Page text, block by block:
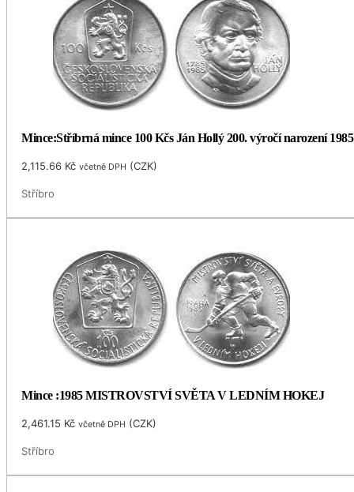
Mince:Stříbrná mince 100 Kčs Ján Hollý 200. výročí narození 1985
2,115.66 Kč včetně DPH (CZK)
Stříbro
Mince :1985 MISTROVSTVÍ SVĚTA V LEDNÍM HOKEJ
2,461.15 Kč včetně DPH (CZK)
Stříbro